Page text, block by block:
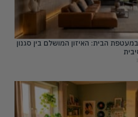
הבית: האיזון המושלם בין סגנון